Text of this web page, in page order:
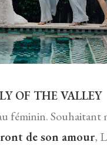
OF THE VALLEY
féminin. Souhaitant
de son amour,